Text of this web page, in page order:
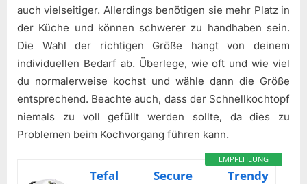
auch vielseitiger. Allerdings benötigen sie mehr Platz in
der Küche und können schwerer zu handhaben sein.
Die Wahl der richtigen Größe hängt von deinem
individuellen Bedarf ab. Überlege, wie oft und wie viel
du normalerweise kochst und wähle dann die Größe
entsprechend. Beachte auch, dass der Schnellkochtopf
niemals zu voll gefüllt werden sollte, da dies zu
Problemen beim Kochvorgang führen kann.
EMPFEHLUNG
Tefal Secure Trendy